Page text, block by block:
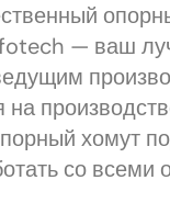
— ваш
хомут
со всеми